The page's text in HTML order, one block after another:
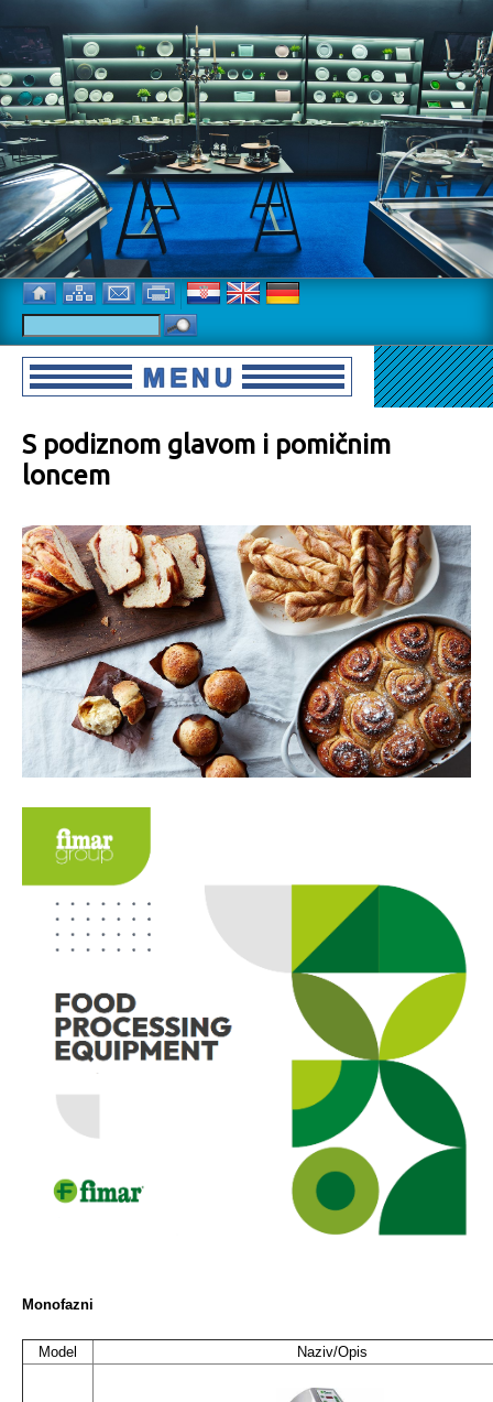
S podiznom glavom i pomičnim
loncem
Monofazni
Model Naziv/Opis